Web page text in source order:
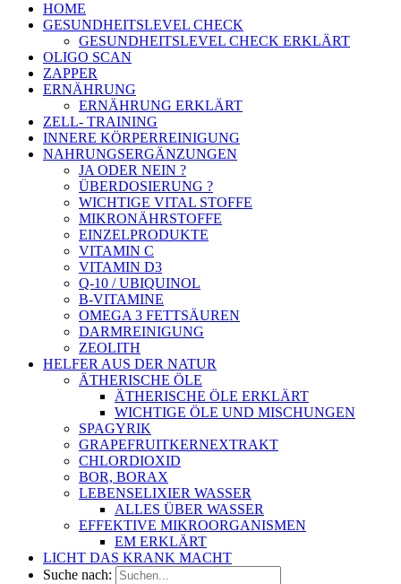
HOME
GESUNDHEITSLEVEL CHECK
GESUNDHEITSLEVEL CHECK ERKLÄRT
OLIGO SCAN
ZAPPER
ERNÄHRUNG
ERNÄHRUNG ERKLÄRT
ZELL- TRAINING
INNERE KÖRPERREINIGUNG
NAHRUNGSERGÄNZUNGEN
JA ODER NEIN ?
ÜBERDOSIERUNG ?
WICHTIGE VITAL STOFFE
MIKRONÄHRSTOFFE
EINZELPRODUKTE
VITAMIN C
VITAMIN D3
Q-10 / UBIQUINOL
B-VITAMINE
OMEGA 3 FETTSÄUREN
DARMREINIGUNG
ZEOLITH
HELFER AUS DER NATUR
ÄTHERISCHE ÖLE
ÄTHERISCHE ÖLE ERKLÄRT
WICHTIGE ÖLE UND MISCHUNGEN
SPAGYRIK
GRAPEFRUITKERNEXTRAKT
CHLORDIOXID
BOR, BORAX
LEBENSELIXIER WASSER
ALLES ÜBER WASSER
EFFEKTIVE MIKROORGANISMEN
EM ERKLÄRT
LICHT DAS KRANK MACHT
Suche nach: